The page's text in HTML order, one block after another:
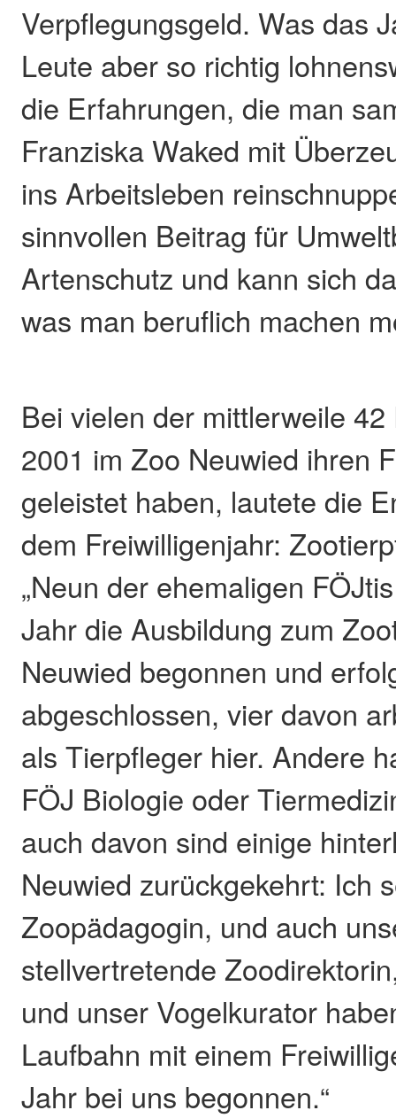
Verpflegungsgeld. Was das
Leute aber so richtig
die Erfahrungen, die man
Franziska Waked mit
ins Arbeitsleben
sinnvollen Beitrag für
Artenschutz und kann sich
was man beruflich machen
Bei vielen der mittlerweile
2001 im Zoo Neuwied ihren
geleistet haben, lautete die
dem Freiwilligenjahr:
„Neun der ehemaligen
Jahr die Ausbildung zum
Neuwied begonnen und
abgeschlossen, vier davon
als Tierpfleger hier. Andere
FÖJ Biologie oder
auch davon sind einige
Neuwied zurückgekehrt: Ich
Zoopädagogin, und auch
stellvertretende
und unser Vogelkurator
Laufbahn mit einem
Jahr bei uns begonnen.“